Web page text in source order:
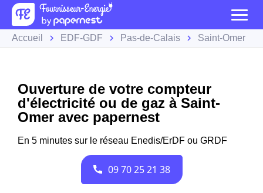
Accueil EDF-GDF Pas-de-Calais Saint-Omer